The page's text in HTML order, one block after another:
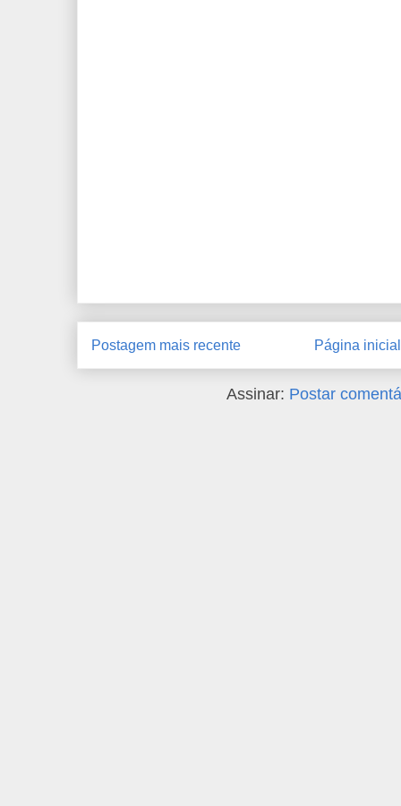
Postagem mais recente Página inicial
Assinar: Postar